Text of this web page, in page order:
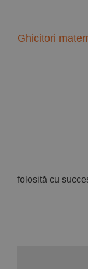
Ghicitori
folosită cu